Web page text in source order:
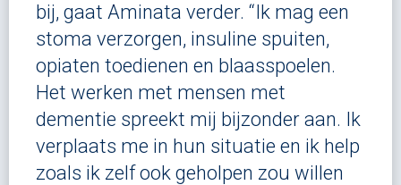
bij, gaat Aminata verder. “Ik mag een
stoma verzorgen, insuline spuiten,
opiaten toedienen en blaasspoelen.
Het werken met mensen met
dementie spreekt mij bijzonder aan. Ik
verplaats me in hun situatie en ik help
zoals ik zelf ook geholpen zou willen